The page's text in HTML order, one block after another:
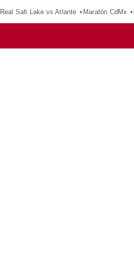
Real Salt Lake vs Atlante Maratón CdMx